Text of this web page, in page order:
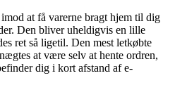
at få varerne bragt hjem til dig
Den bliver uheldigvis en lille
ret så ligetil. Den mest letkøbte
at være selv at hente ordren,
dig i kort afstand af e-